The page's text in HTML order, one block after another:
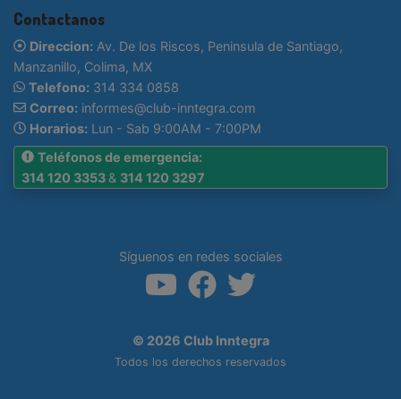
Contactanos
Direccion: Av. De los Riscos, Peninsula de Santiago,
Manzanillo, Colima, MX
Telefono: 314 334 0858
Correo: informes@club-inntegra.com
Horarios: Lun - Sab 9:00AM - 7:00PM
Teléfonos de emergencia:
314 120 3353 & 314 120 3297
Síguenos en redes sociales
© 2026 Club Inntegra
Todos los derechos reservados